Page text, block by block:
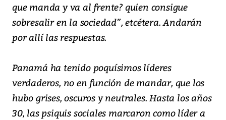
que manda y va al frente? quien consigue
sobresalir en la sociedad”, etcétera. Andarán
por allí las respuestas.
Panamá ha tenido poquísimos líderes
verdaderos, no en función de mandar, que los
hubo grises, oscuros y neutrales. Hasta los años
30, las psiquis sociales marcaron como líder a